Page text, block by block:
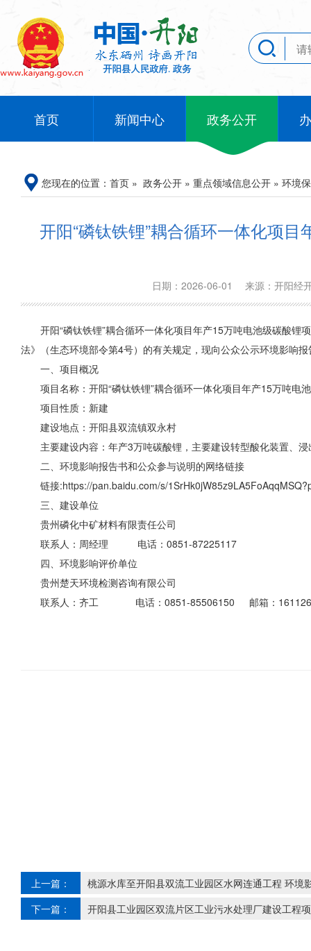
首页 新闻中心 政务公开
您现在的位置： 首页 » 政务公开 » 重点领域信息公开 » 环境
开阳“磷钛铁锂”耦合循环一体化项
日期：2026-06-01 来源：开阳
开阳“磷钛铁锂”耦合循环一体化项目年产15万吨电池级碳酸
法》（生态环境部令第4号）的有关规定，现向公众公示环境影响
一、项目概况
项目名称：开阳“磷钛铁锂”耦合循环一体化项目年产15万吨电
项目性质：新建
建设地点：开阳县双流镇双永村
主要建设内容：年产3万吨碳酸锂，主要建设转型酸化装置、
二、环境影响报告书和公众参与说明的网络链接
链接:https://pan.baidu.com/s/
三、建设单位
贵州磷化中矿材料有限责任公司
联系人：周经理 电话：0851-87225117
四、环境影响评价单位
贵州楚天环境检测咨询有限公司
联系人：齐工 电话：0851-85506150 邮箱：
上一篇：
桃源水库至开阳县双流工业园区水网连通工程 环境
下一篇：
开阳县工业园区双流片区工业污水处理厂建设工程